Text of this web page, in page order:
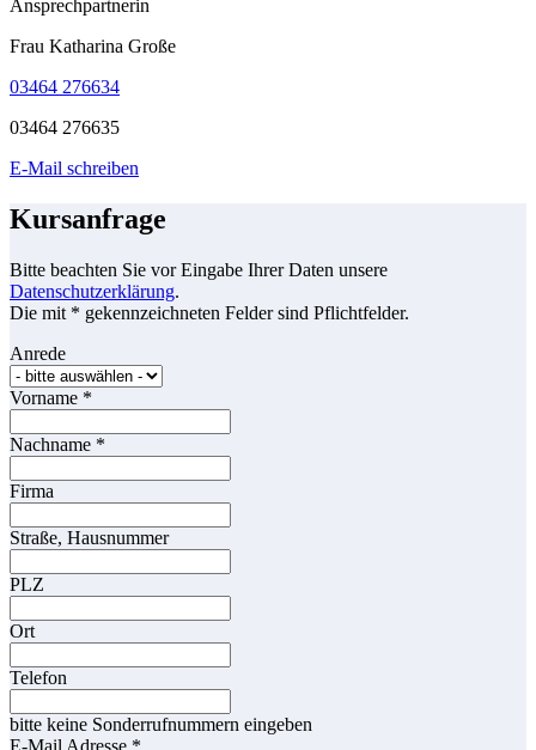
Ansprechpartnerin
Frau Katharina Große
03464 276634
03464 276635
E-Mail schreiben
Kursanfrage
Bitte beachten Sie vor Eingabe Ihrer Daten unsere
Datenschutzerklärung.
Die mit * gekennzeichneten Felder sind Pflichtfelder.
Anrede
Vorname *
Nachname *
Firma
Straße, Hausnummer
PLZ
Ort
Telefon
bitte keine Sonderrufnummern eingeben